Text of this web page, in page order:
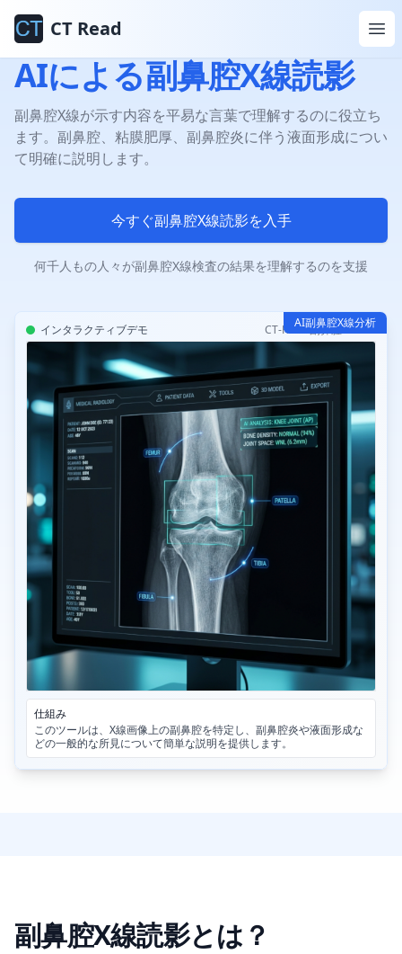
CT Read
AIによる副鼻腔X線読影
副鼻腔X線が示す内容を平易な言葉で理解するのに役立ち
ます。副鼻腔、粘膜肥厚、副鼻腔炎に伴う液面形成につい
て明確に説明します。
今すぐ副鼻腔X線読影を入手
何千人もの人々が副鼻腔X線検査の結果を理解するのを支援
AI副鼻腔X線分析
インタラクティブデモ CT-Read 副鼻腔AI v3.2
仕組み
このツールは、X線画像上の副鼻腔を特定し、副鼻腔炎や液面形成な
どの一般的な所見について簡単な説明を提供します。
副鼻腔X線読影とは？